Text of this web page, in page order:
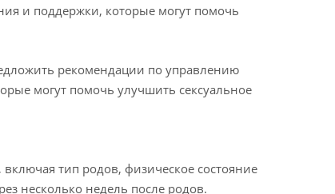
и поддержки, которые могут помочь
рекомендации по управлению
могут помочь улучшить сексуальное
тип родов, физическое состояние
несколько недель после родов.